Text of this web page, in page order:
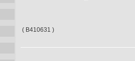
( B410631 )